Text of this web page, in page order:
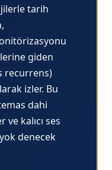
tarih
giden
recurrens)
izler. Bu
dahi
kalıcı ses
denecek